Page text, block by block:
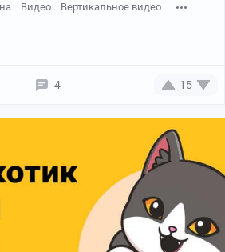
Видео Вертикальное видео
4 15